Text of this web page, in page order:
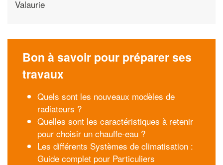
Valaurie
Bon à savoir pour préparer ses
travaux
Quels sont les nouveaux modèles de
radiateurs ?
Quelles sont les caractéristiques à retenir
pour choisir un chauffe-eau ?
Les différents Systèmes de climatisation :
Guide complet pour Particuliers